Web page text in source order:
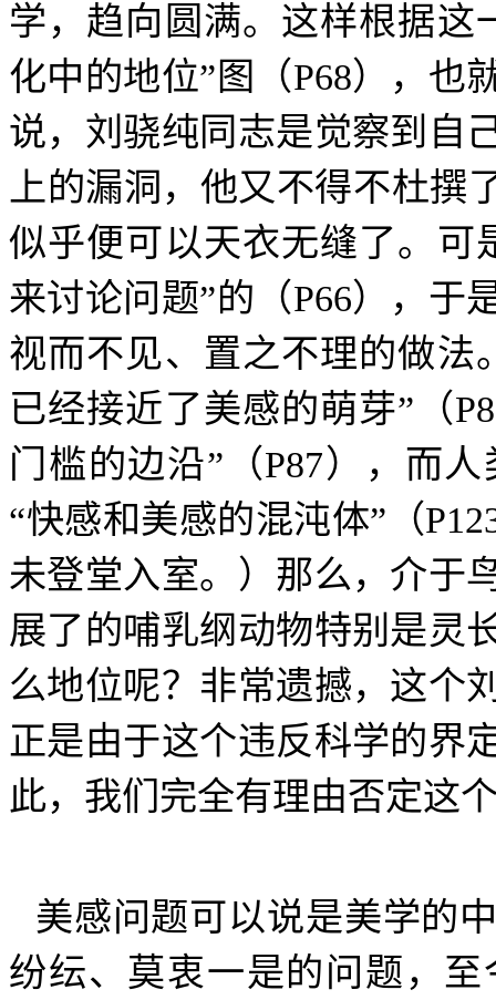
学，趋向圆满。这样根据这
化中的地位”图（P68），也
说，刘骁纯同志是觉察到自
上的漏洞，他又不得不杜撰
似乎便可以天衣无缝了。可
来讨论问题”的（P66），于
视而不见、置之不理的做法
已经接近了美感的萌芽”（
门槛的边沿”（P87），而
“快感和美感的混沌体”（
未登堂入室。）那么，介于
展了的哺乳纲动物特别是灵
么地位呢？非常遗撼，这个
正是由于这个违反科学的界
此，我们完全有理由否定这
美感问题可以说是美学的
纷纭、莫衷一是的问题，